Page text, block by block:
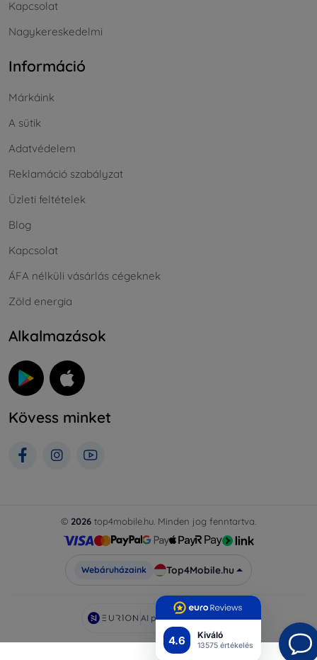
4.6 Kiváló
13575 értékelés
Kapcsolat
Nagykereskedelmi
Információ
Márkáink
A sütik
Adatvédelem
Reklamáció szabályzat
Üzleti feltételek
Blog
Kapcsolat
ÁFA nélküli vásárlás cégeknek
Zöld energia
Alkalmazások
Kövess minket
© 2026 top4mobile.hu. Minden jog fenntartva.
Webáruházaink Top4Mobile.hu
AI powered byEurion